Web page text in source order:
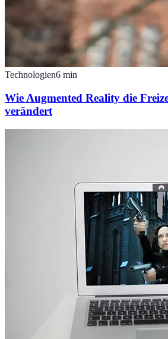
Technologien6 min
Wie Augmented Reality die
verändert